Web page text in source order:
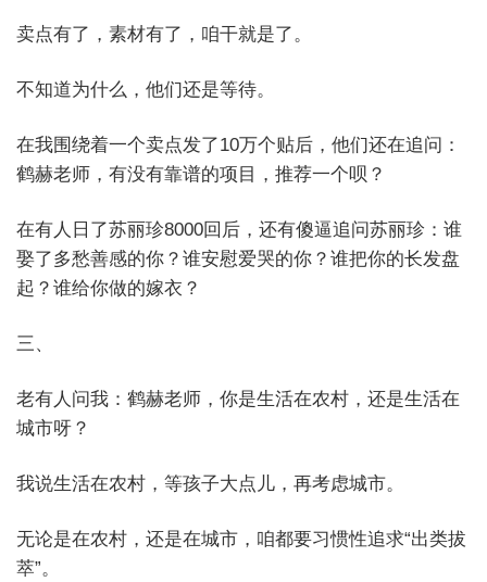
卖点有了，素材有了，咱干就是了。
不知道为什么，他们还是等待。
在我围绕着一个卖点发了10万个贴后，他们还在追问：
鹤赫老师，有没有靠谱的项目，推荐一个呗？
在有人日了苏丽珍8000回后，还有傻逼追问苏丽珍：谁
娶了多愁善感的你？谁安慰爱哭的你？谁把你的长发盘
起？谁给你做的嫁衣？
三、
老有人问我：鹤赫老师，你是生活在农村，还是生活在
城市呀？
我说生活在农村，等孩子大点儿，再考虑城市。
无论是在农村，还是在城市，咱都要习惯性追求“出类拔
萃”。